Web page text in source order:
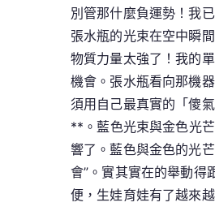
別管那什麼負運勢！我
張水瓶的光束在空中瞬
物質力量太強了！我的
機會。張水瓶看向那機
須用自己最真實的「傻
**。藍色光束與金色光
響了。藍色與金色的光
會”。實其實在的舉動得
便，生娃育娃有了越來